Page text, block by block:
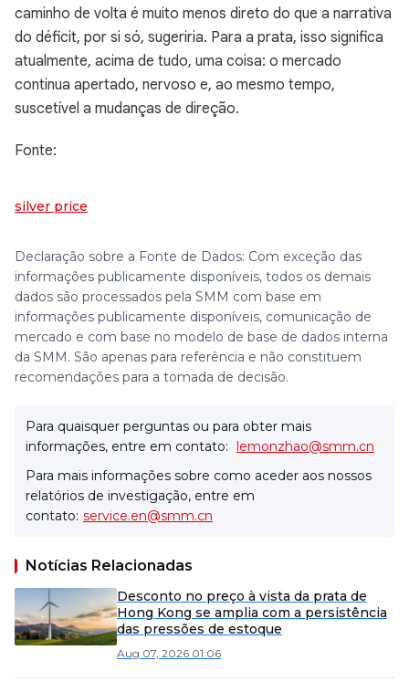
caminho de volta é muito menos direto do que a narrativa
do déficit, por si só, sugeriria. Para a prata, isso significa
atualmente, acima de tudo, uma coisa: o mercado
continua apertado, nervoso e, ao mesmo tempo,
suscetível a mudanças de direção.
Fonte:
silver price
Declaração sobre a Fonte de Dados: Com exceção das
informações publicamente disponíveis, todos os demais
dados são processados pela SMM com base em
informações publicamente disponíveis, comunicação de
mercado e com base no modelo de base de dados interna
da SMM. São apenas para referência e não constituem
recomendações para a tomada de decisão.
Para quaisquer perguntas ou para obter mais
informações, entre em contato: lemonzhao@smm.cn
Para mais informações sobre como aceder aos nossos
relatórios de investigação, entre em
contato: service.en@smm.cn
Notícias Relacionadas
Desconto no preço à vista da prata de
Hong Kong se amplia com a persistência
das pressões de estoque
Aug 07, 2026 01:06